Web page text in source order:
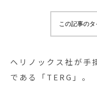
この記事の
ヘリノックス社が手
である「TERG」。